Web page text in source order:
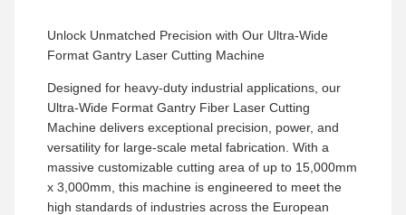
Unlock Unmatched Precision with Our Ultra-Wide
Format Gantry Laser Cutting Machine
Designed for heavy-duty industrial applications, our
Ultra-Wide Format Gantry Fiber Laser Cutting
Machine delivers exceptional precision, power, and
versatility for large-scale metal fabrication. With a
massive customizable cutting area of up to 15,000mm
x 3,000mm, this machine is engineered to meet the
high standards of industries across the European